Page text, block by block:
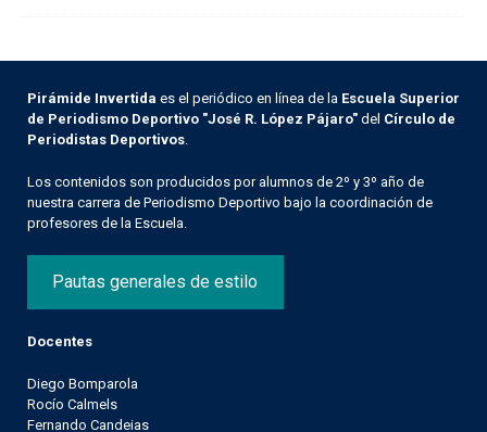
Pirámide Invertida es el periódico en línea de la Escuela Superior
de Periodismo Deportivo "José R. López Pájaro" del Círculo de
Periodistas Deportivos.
Los contenidos son producidos por alumnos de 2º y 3º año de
nuestra carrera de Periodismo Deportivo bajo la coordinación de
profesores de la Escuela.
Pautas generales de estilo
Docentes
Diego Bomparola
Rocío Calmels
Fernando Candeias